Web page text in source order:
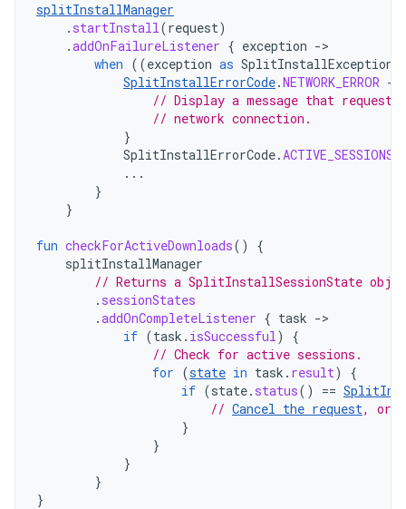
splitInstallManager
. startInstall(request)
.addOnFailureListener { exception -
when ((exception as SplitInstallException
SplitInstallErrorCode.NETWORK_ERROR ->
// Display a message that
// network connection.
}
SplitInstallErrorCode.
...
}
}
fun checkForActiveDownloads()
{
splitInstallManager
// Returns a SplitInstallSessionState
. sessionStates
.addOnCompleteListener { task -
if (task . isSuccessful)
{
// Check for active sessions.
for (state in task . result)
{
if (state. status() ==
// Cancel the request, or
}
}
}
}
}